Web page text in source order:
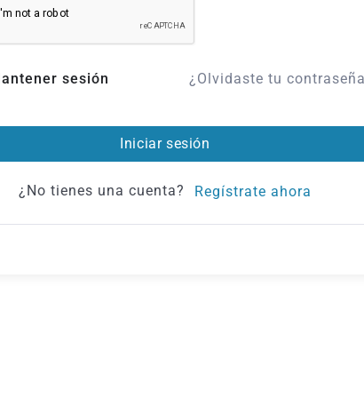
sesión ¿Olvidaste tu
Iniciar sesión
¿No tienes una cuenta? Regístrate ahora